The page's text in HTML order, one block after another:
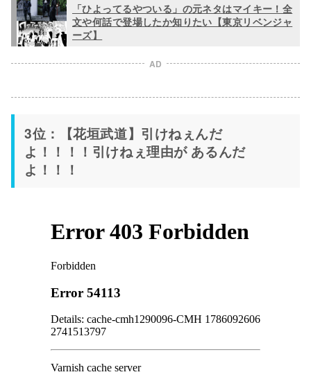
「ひよってるやついる」の元ネタはマイキー！全
文や何話で登場したか知りたい【東京リベンジャ
ーズ】
AD
3位：【花垣武道】引けねぇんだ
よ！！！！引けねぇ理由が あるんだ
よ！！！